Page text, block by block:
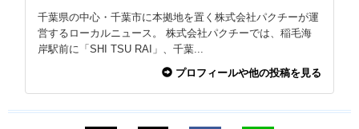
千葉県の中心・千葉市に本拠地を置く株式会社パクチーが運
営するローカルニュース。 株式会社パクチーでは、稲毛海
岸駅前に「SHI TSU RAI」、千葉...
プロフィールや他の投稿を見る